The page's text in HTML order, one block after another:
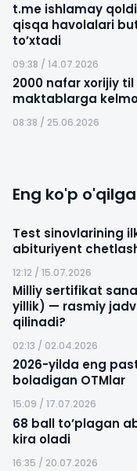
t.me ishlamay
qisqa havolalari
to’xtadi
09:38 / 14.07.2026
2000 nafar xorijiy
maktablarga
08:38 / 25.06.2026
Eng ko'p
Test sinovlarining
abituriyent
12:12 / 15.07.2026
Milliy sertifikat
yillik) — rasmiy
qilinadi?
02:13 / 02.04.2026
2026-yilda eng
boladigan OTMlar
15:09 / 17.07.2026
68 ball to’plagan
kira oladi
16:35 / 20.07.2026